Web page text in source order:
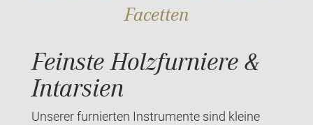
Facetten
Feinste Holzfurniere &
Intarsien
Unserer furnierten Instrumente sind kleine